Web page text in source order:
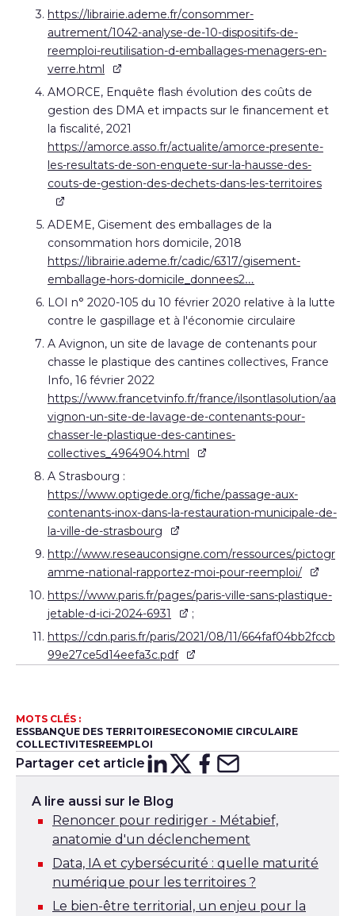
https://librairie.ademe.fr/consommer-
autrement/1042-analyse-de-10-dispositifs-de-
reemploi-reutilisation-d-emballages-menagers-en-
verre.html
AMORCE, Enquête flash évolution des coûts de
gestion des DMA et impacts sur le financement et
la fiscalité, 2021
https://amorce.asso.fr/actualite/amorce-presente-
les-resultats-de-son-enquete-sur-la-hausse-des-
couts-de-gestion-des-dechets-dans-les-territoires
ADEME, Gisement des emballages de la
consommation hors domicile, 2018
https://librairie.ademe.fr/cadic/6317/gisement-
emballage-hors-domicile_donnees2…
LOI n° 2020-105 du 10 février 2020 relative à la lutte
contre le gaspillage et à l'économie circulaire
A Avignon, un site de lavage de contenants pour
chasse le plastique des cantines collectives, France
Info, 16 février 2022
https://www.francetvinfo.fr/france/ilsontlasolution/aa
vignon-un-site-de-lavage-de-contenants-pour-
chasser-le-plastique-des-cantines-
collectives_4964904.html
A Strasbourg :
https://www.optigede.org/fiche/passage-aux-
contenants-inox-dans-la-restauration-municipale-de-
la-ville-de-strasbourg
http://www.reseauconsigne.com/ressources/pictogr
amme-national-rapportez-moi-pour-reemploi/
https://www.paris.fr/pages/paris-ville-sans-plastique-
jetable-d-ici-2024-6931
;
https://cdn.paris.fr/paris/2021/08/11/664faf04bb2fccb
99e27ce5d14eefa3c.pdf
MOTS CLÉS :
ESSBANQUE DES TERRITOIRESECONOMIE CIRCULAIRE
COLLECTIVITESREEMPLOI
Partager cet article Partager sur
Partager surX
Partager
Partager
A lire aussi sur le Blog
Renoncer pour rediriger - Métabief,
anatomie d'un déclenchement
Data, IA et cybersécurité : quelle maturité
numérique pour les territoires ?
Le bien-être territorial, un enjeu pour la